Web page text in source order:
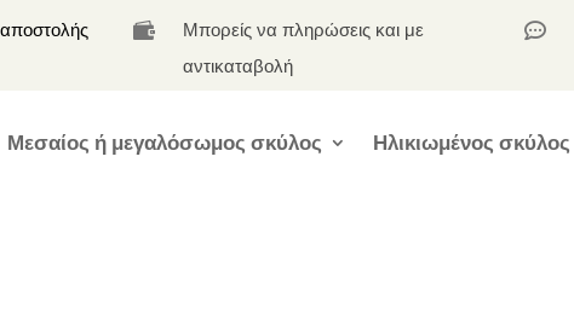

Μπορείς να πληρώσεις και με
αντικαταβολή

Μεσαίος ή μεγαλόσωμος σκύλος Ηλικιωμένος σκύλος